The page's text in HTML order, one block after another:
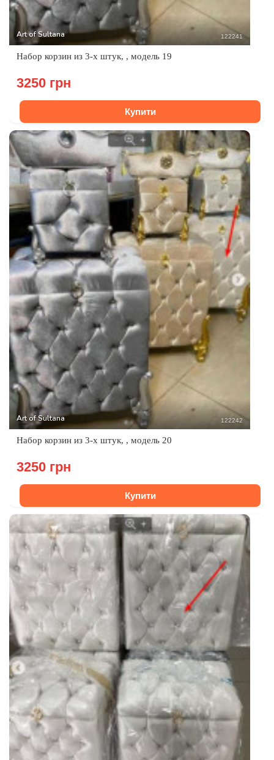
Art of Sultana 122241
Набор корзин из 3-х штук, , модель 19
3250 грн
Купити
Art of Sultana 122242
Набор корзин из 3-х штук, , модель 20
3250 грн
Купити